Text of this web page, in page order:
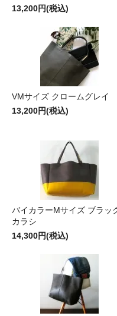
13,200円(税込)
VMサイズ クロームグレイ
13,200円(税込)
バイカラーMサイズ ブラッ
カラシ
14,300円(税込)